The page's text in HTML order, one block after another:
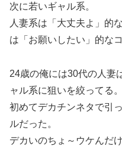
次に若いギャル系。
人妻系は「大丈夫よ」的
は「お願いしたい」的なコ
24歳の俺には30代の人妻
ャル系に狙いを絞ってる。
初めてデカチンネタで引
ルだった。
デカいのちょ～ウケんだ